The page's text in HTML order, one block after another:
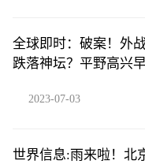
全球即时：破案！外
跌落神坛？平野高兴
2023-07-03
世界信息:雨来啦！北